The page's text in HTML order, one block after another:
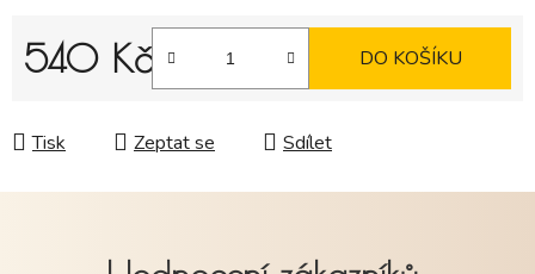
540 Kč DO KOŠÍKU
Tisk Zeptat se Sdílet